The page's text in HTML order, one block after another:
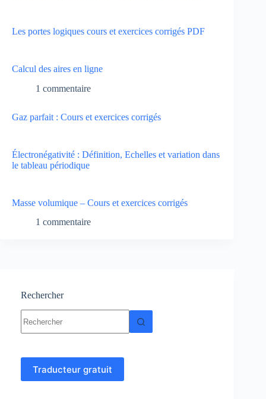
Les portes logiques cours et exercices corrigés PDF
Calcul des aires en ligne
1 commentaire
Gaz parfait : Cours et exercices corrigés
Électronégativité : Définition, Echelles et variation dans
le tableau périodique
Masse volumique – Cours et exercices corrigés
1 commentaire
Rechercher
résultat
Traducteur gratuit